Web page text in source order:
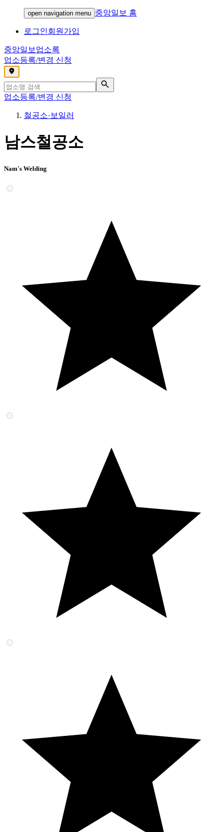
open navigation menu 중앙일보 홈
로그인회원가입
중앙일보 업소록
업소등록/변경 신청
,
업소등록/변경 신청
철공소·보일러
남스철공소
Nam's Welding